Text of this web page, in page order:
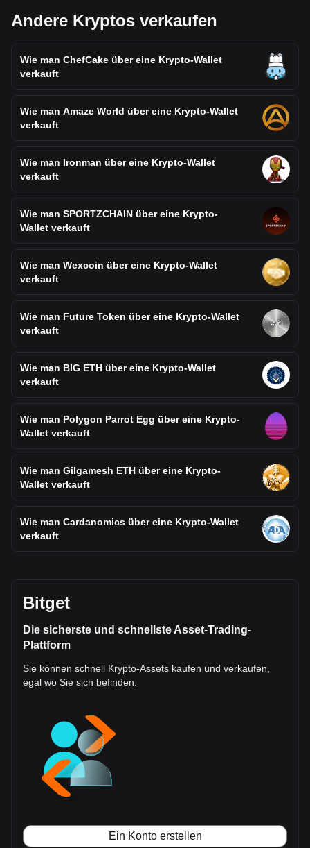
Andere Kryptos verkaufen
Wie man ChefCake über eine Krypto-Wallet
verkauft
Wie man Amaze World über eine Krypto-Wallet
verkauft
Wie man Ironman über eine Krypto-Wallet
verkauft
Wie man SPORTZCHAIN über eine Krypto-
Wallet verkauft
Wie man Wexcoin über eine Krypto-Wallet
verkauft
Wie man Future Token über eine Krypto-Wallet
verkauft
Wie man BIG ETH über eine Krypto-Wallet
verkauft
Wie man Polygon Parrot Egg über eine Krypto-
Wallet verkauft
Wie man Gilgamesh ETH über eine Krypto-
Wallet verkauft
Wie man Cardanomics über eine Krypto-Wallet
verkauft
Bitget
Die sicherste und schnellste Asset-Trading-
Plattform
Sie können schnell Krypto-Assets kaufen und verkaufen,
egal wo Sie sich befinden.
Ein Konto erstellen